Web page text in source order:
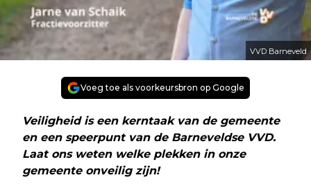
VVD Barneveld
Voeg toe als voorkeursbron op Google
Veiligheid is een kerntaak van de gemeente
en een speerpunt van de Barneveldse VVD.
Laat ons weten welke plekken in onze
gemeente onveilig zijn!